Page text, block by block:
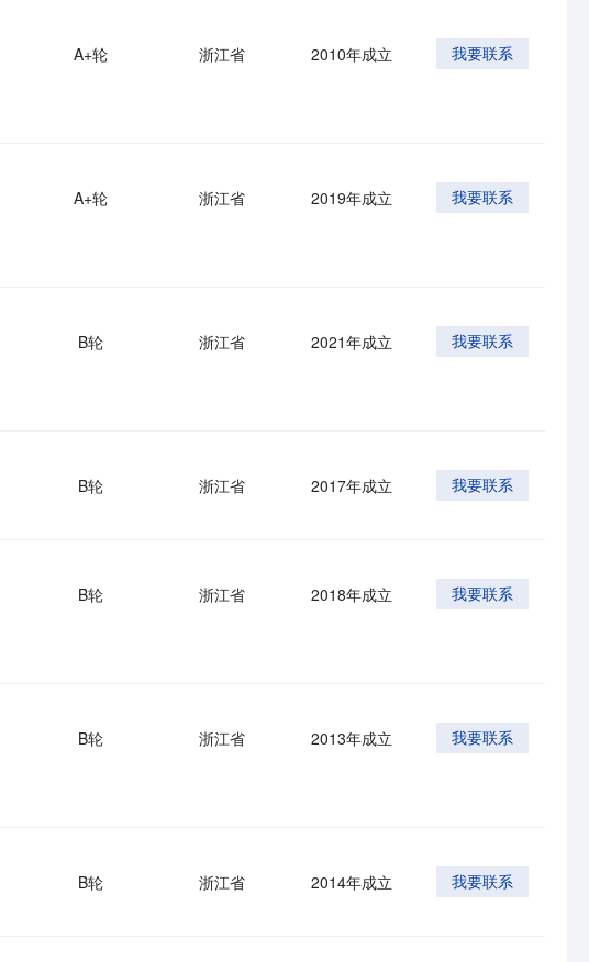
A+轮 浙江省 2010年成立 我要联系
A+轮 浙江省 2019年成立 我要联系
B轮 浙江省 2021年成立 我要联系
B轮 浙江省 2017年成立 我要联系
B轮 浙江省 2018年成立 我要联系
B轮 浙江省 2013年成立 我要联系
B轮 浙江省 2014年成立 我要联系